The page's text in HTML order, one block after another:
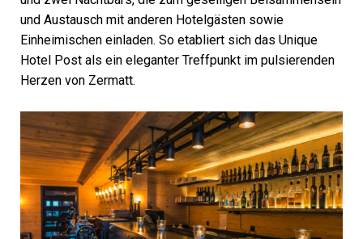
und Austausch mit anderen Hotelgästen sowie
Einheimischen einladen. So etabliert sich das Unique
Hotel Post als ein eleganter Treffpunkt im pulsierenden
Herzen von Zermatt.